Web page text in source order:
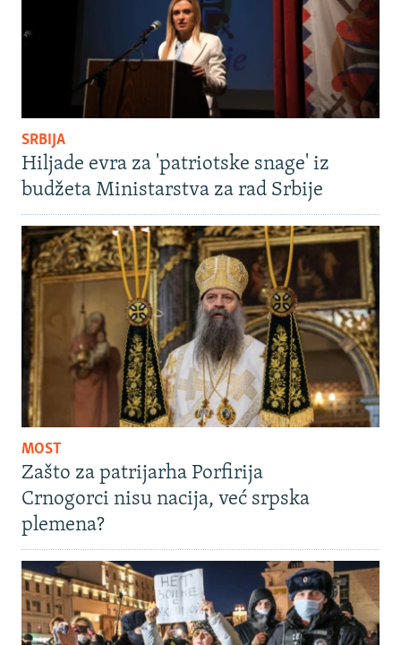
SRBIJA
Hiljade evra za 'patriotske snage' iz
budžeta Ministarstva za rad Srbije
MOST
Zašto za patrijarha Porfirija
Crnogorci nisu nacija, već srpska
plemena?